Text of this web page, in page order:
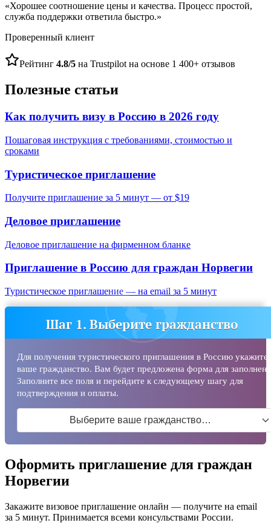
«Хорошее соотношение цены и качества. Процесс простой,
служба поддержки ответила быстро.»
Проверенный клиент
Рейтинг 4.8/5 на Trustpilot на основе 1 400+ отзывов
Полезные статьи
Как получить визу в Россию в 2026 году
Пошаговая инструкция с требованиями, стоимостью и
сроками
Туристическое приглашение
Получите приглашение за 5 минут — от $19
Деловое приглашение
Деловое приглашение на фирменном бланке
Приглашение в Россию для граждан Норвегии
Туристическое приглашение — на email за 5 минут
Шаг 1. Выберите гражданство
Для получения туристического приглашения в Россию укажите
ваше гражданство. Вам будет предложена форма для
Заполните все поля и перейдите к следующему шагу для
подтверждения и оплаты.
Выберите ваше гражданство…
Оформить приглашение для граждан
Норвегии
Закажите визовое приглашение онлайн — получите на email
за 5 минут. Принимается всеми консульствами России.